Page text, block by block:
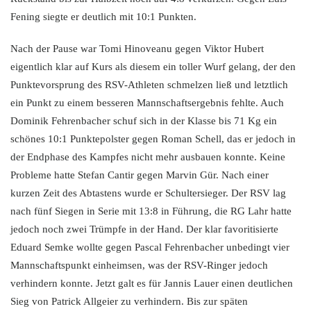
Fening siegte er deutlich mit 10:1 Punkten.
Nach der Pause war Tomi Hinoveanu gegen Viktor Hubert
eigentlich klar auf Kurs als diesem ein toller Wurf gelang, der den
Punktevorsprung des RSV-Athleten schmelzen ließ und letztlich
ein Punkt zu einem besseren Mannschaftsergebnis fehlte. Auch
Dominik Fehrenbacher schuf sich in der Klasse bis 71 Kg ein
schönes 10:1 Punktepolster gegen Roman Schell, das er jedoch in
der Endphase des Kampfes nicht mehr ausbauen konnte. Keine
Probleme hatte Stefan Cantir gegen Marvin Gür. Nach einer
kurzen Zeit des Abtastens wurde er Schultersieger. Der RSV lag
nach fünf Siegen in Serie mit 13:8 in Führung, die RG Lahr hatte
jedoch noch zwei Trümpfe in der Hand. Der klar favoritisierte
Eduard Semke wollte gegen Pascal Fehrenbacher unbedingt vier
Mannschaftspunkt einheimsen, was der RSV-Ringer jedoch
verhindern konnte. Jetzt galt es für Jannis Lauer einen deutlichen
Sieg von Patrick Allgeier zu verhindern. Bis zur späten